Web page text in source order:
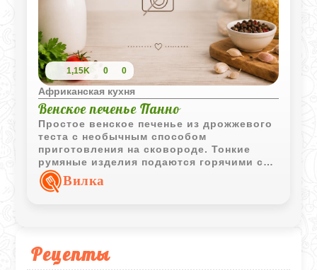
Рецепты
1,15K 0 0
Африканская кухня
Венское печенье Панно
Простое венское печенье из дрожжевого
теста с необычным способом
приготовления на сковороде. Тонкие
румяные изделия подаются горячими с
растопленным сливочным маслом.
Вилка